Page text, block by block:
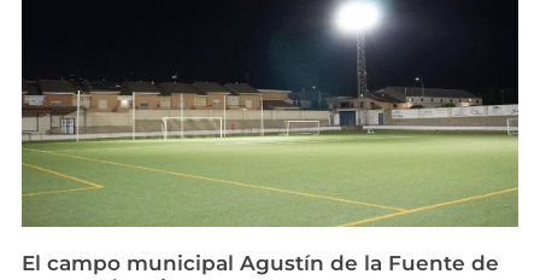
El campo municipal Agustín de la Fuente de